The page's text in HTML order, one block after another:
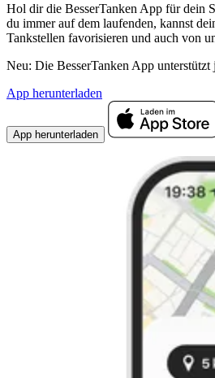
Hol dir die BesserTanken App für dein
du immer auf dem laufenden, kannst
Tankstellen favorisieren und auch von
Neu: Die BesserTanken App unterstützt
App herunterladen
App herunterladen